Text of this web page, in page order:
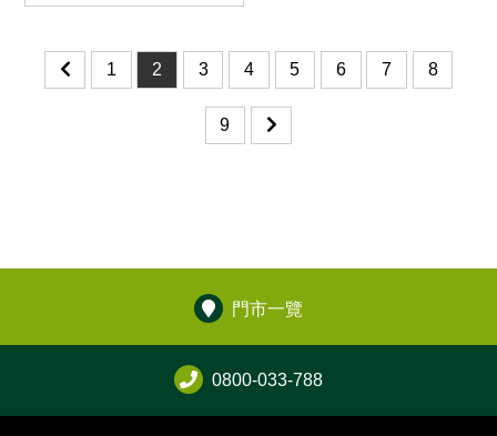
1 2 3 4 5 6 7 8
9
門市一覽
0800-033-788